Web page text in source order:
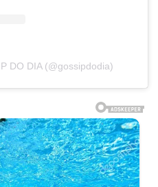
DO DIA (@gossipdodia)